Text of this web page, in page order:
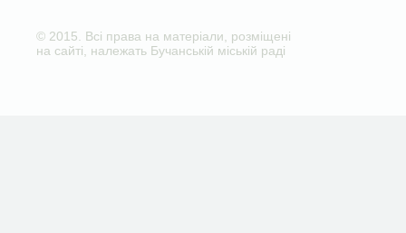
© 2015. Всі права на матеріали, розміщені
на сайті, належать Бучанській міській раді